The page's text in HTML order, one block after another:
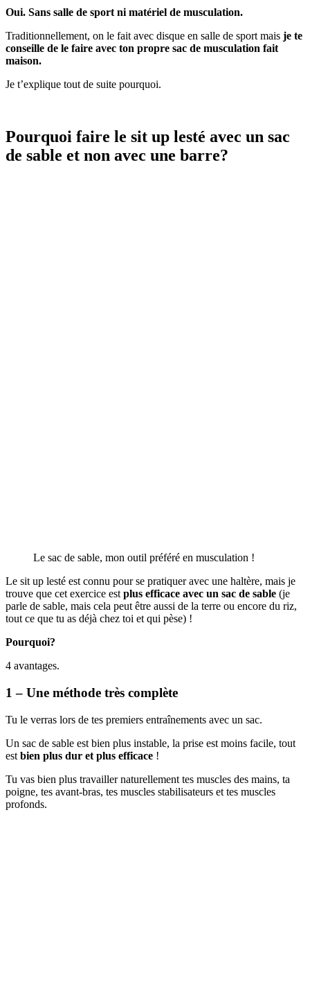
Oui. Sans salle de sport ni matériel de musculation.
Traditionnellement, on le fait avec disque en salle de sport mais je te
conseille de le faire avec ton propre sac de musculation fait
maison.
Je t’explique tout de suite pourquoi.
Pourquoi faire le sit up lesté avec un sac
de sable et non avec une barre?
Le sac de sable, mon outil préféré en musculation !
Le sit up lesté est connu pour se pratiquer avec une haltère, mais je
trouve que cet exercice est plus efficace avec un sac de sable (je
parle de sable, mais cela peut être aussi de la terre ou encore du riz,
tout ce que tu as déjà chez toi et qui pèse) !
Pourquoi?
4 avantages.
1 – Une méthode très complète
Tu le verras lors de tes premiers entraînements avec un sac.
Un sac de sable est bien plus instable, la prise est moins facile, tout
est bien plus dur et plus efficace !
Tu vas bien plus travailler naturellement tes muscles des mains, ta
poigne, tes avant-bras, tes muscles stabilisateurs et tes muscles
profonds.